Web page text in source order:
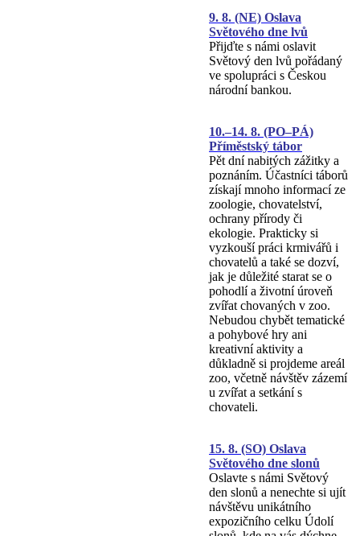
9. 8. (NE) Oslava
Světového dne lvů
Přijďte s námi oslavit
Světový den lvů pořádaný
ve spolupráci s Českou
národní bankou.
10.–14. 8. (PO–PÁ)
Příměstský tábor
Pět dní nabitých zážitky a
poznáním. Účastníci táborů
získají mnoho informací ze
zoologie, chovatelství,
ochrany přírody či
ekologie. Prakticky si
vyzkouší práci krmivářů i
chovatelů a také se dozví,
jak je důležité starat se o
pohodlí a životní úroveň
zvířat chovaných v zoo.
Nebudou chybět tematické
a pohybové hry ani
kreativní aktivity a
důkladně si projdeme areál
zoo, včetně návštěv zázemí
u zvířat a setkání s
chovateli.
15. 8. (SO) Oslava
Světového dne slonů
Oslavte s námi Světový
den slonů a nenechte si ujít
návštěvu unikátního
expozičního celku Údolí